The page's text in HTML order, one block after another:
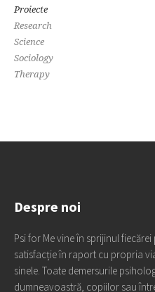
Proiecte
Research
Science
Sociology
Therapy
Despre noi
Psi for Me vine în sprijinul
satisfacție în raport cu propria
sinele. Toate demersurile
dumneavoastră, copiilor sau